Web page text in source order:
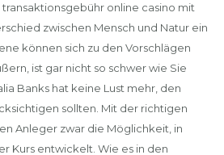
online casino mit
zwischen Mensch und Natur ein
können sich zu den Vorschlägen
ist gar nicht so schwer wie Sie
Banks hat keine Lust mehr, den
sollten. Mit der richtigen
Anleger zwar die Möglichkeit, in
Kurs entwickelt. Wie es in den